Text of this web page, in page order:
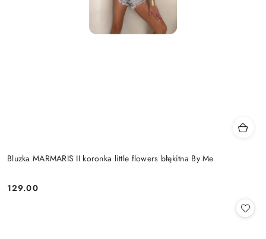
Bluzka MARMARIS II koronka little flowers błękitna By Me
Cena:
129.00